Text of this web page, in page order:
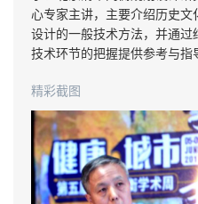
心专家主讲，主要介绍历史文
设计的一般技术方法，并通
技术环节的把握提供参考与指
精彩截图